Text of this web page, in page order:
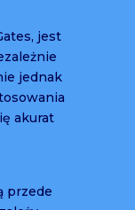
jest
jednak
akurat
przede